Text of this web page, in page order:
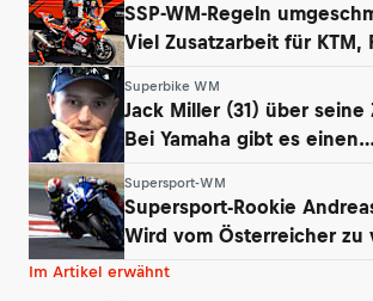
SSP-WM-Regeln
Viel Zusatzarbeit für KTM,
Superbike WM
Jack Miller (31) über seine
Bei Yamaha gibt es einen
Supersport-WM
Supersport-Rookie
Wird vom Österreicher zu
erwartet?
Im Artikel erwähnt